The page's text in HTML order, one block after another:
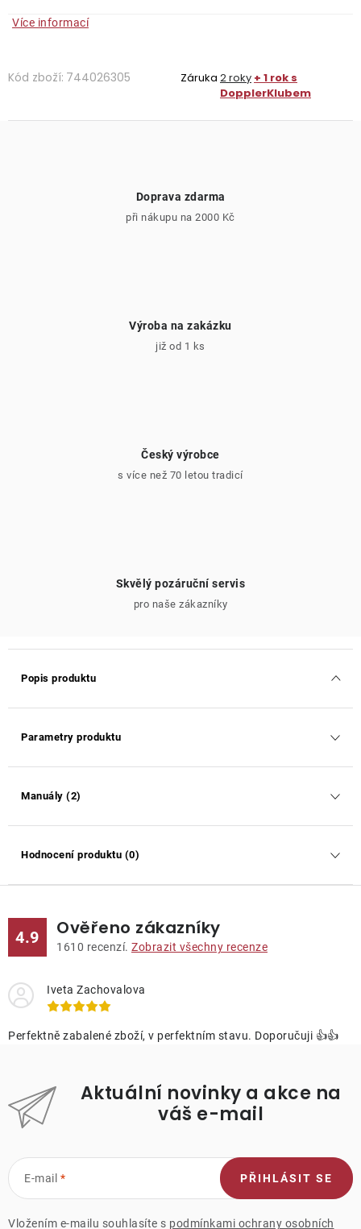
Více informací
Kód zboží: 744026305 Záruka 2 roky + 1 rok s
DopplerKlubem
Doprava zdarma
při nákupu na 2000 Kč
Výroba na zakázku
již od 1 ks
Český výrobce
s více než 70 letou tradicí
Skvělý pozáruční servis
pro naše zákazníky
Popis produktu
Parametry produktu
Manuály (2)
Hodnocení produktu (0)
4.9 Ověřeno zákazníky
1610 recenzí. Zobrazit všechny recenze
Iveta Zachovalova
Perfektně zabalené zboží, v perfektním stavu. Doporučuji 👍👍
Aktuální novinky a akce na
váš e-mail
E-mail
Vložením e-mailu souhlasíte s podmínkami ochrany osobních
PŘIHLÁSIT SE